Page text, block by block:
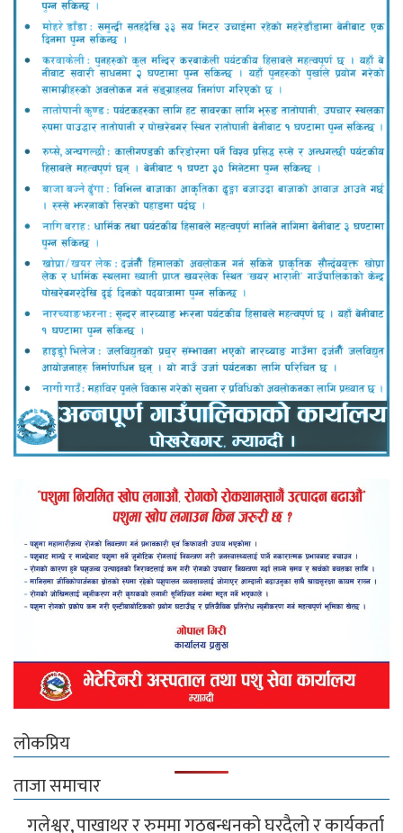
लोकप्रिय
ताजा समाचार
गलेश्वर, पाखाथर र रुममा गठबन्धनको घरदैलो र कार्यकर्ता